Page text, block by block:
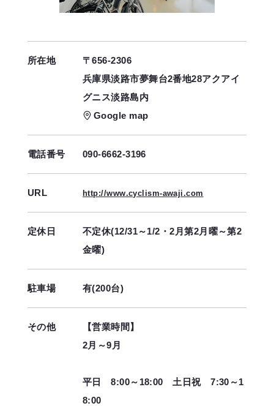
所在地
〒656-2306
兵庫県淡路市夢舞台2番地28アクアイ
グニス淡路島内
Google map
電話番号 090-6662-3196
URL http://www.cyclism-awaji.com
定休日
不定休(12/31～1/2・2月第2月曜～第2
金曜)
駐車場 有(200台)
その他
【営業時間】
2月～9月
平日 8:00～18:00 土日祝 7:30～1
8:00